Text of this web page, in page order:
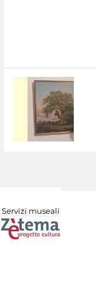
Servizi museali